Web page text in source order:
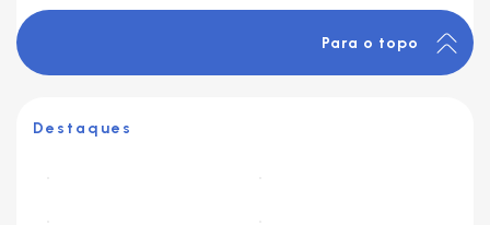
Para o topo
Destaques